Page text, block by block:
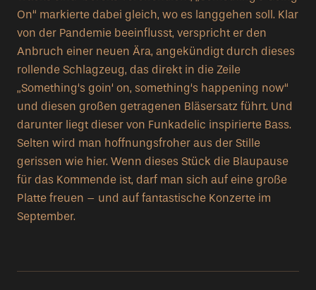
On“ markierte dabei gleich, wo es langgehen soll. Klar
von der Pandemie beeinflusst, verspricht er den
Anbruch einer neuen Ära, angekündigt durch dieses
rollende Schlagzeug, das direkt in die Zeile
„Something‘s goin‘ on, something‘s happening now“
und diesen großen getragenen Bläsersatz führt. Und
darunter liegt dieser von Funkadelic inspirierte Bass.
Selten wird man hoffnungsfroher aus der Stille
gerissen wie hier. Wenn dieses Stück die Blaupause
für das Kommende ist, darf man sich auf eine große
Platte freuen – und auf fantastische Konzerte im
September.